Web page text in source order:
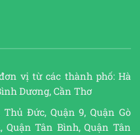
vị từ các thành phố: Hà
Dương, Cần Thơ
Thủ Đức, Quận 9, Quận Gò
Quận Tân Bình, Quận Tân